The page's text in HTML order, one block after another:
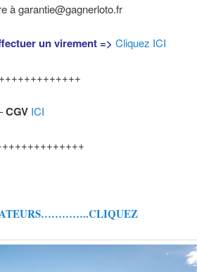
à garantie@gagnerloto.fr
un virement => Cliquez ICI
CGV ICI